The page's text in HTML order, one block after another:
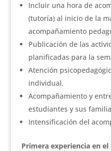
Incluir una hora de
(tutoría) al inicio de la
acompañamiento
Publicación de las
planificadas para la
Atención
individual.
Acompañamiento y
estudiantes y sus
Intensificación del
Primera experiencia en